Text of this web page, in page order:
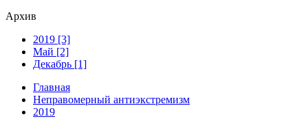
Архив
2019 [3]
Май [2]
Декабрь [1]
Главная
Неправомерный антиэкстремизм
2019